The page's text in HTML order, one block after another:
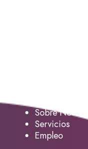
Sobre Nosotros
Servicios
Empleo